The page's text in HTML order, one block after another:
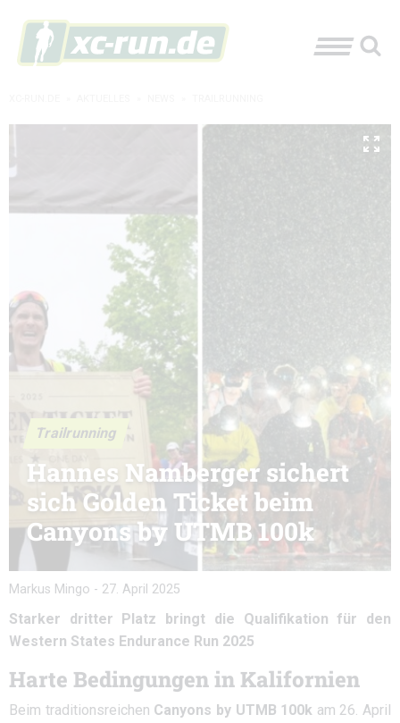
Trailrunning
Hannes Namberger sichert
sich Golden Ticket beim
Canyons by UTMB 100k
Markus Mingo - 27. April 2025
Starker dritter Platz bringt die Qualifikation für den
Western States Endurance Run 2025
Harte Bedingungen in Kalifornien
Beim traditionsreichen Canyons by UTMB 100k am 26. April